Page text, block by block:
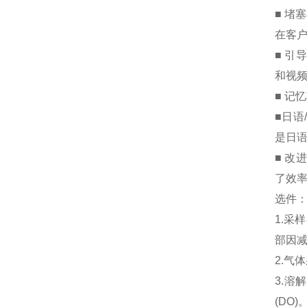
■ 堵
在客
■ 引
和视
■ 记
■日语
是日
■ 改
了效
选件：
1.采
部因
2.气
3.溶
(DO)